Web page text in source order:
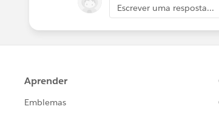
Escrever uma resposta...